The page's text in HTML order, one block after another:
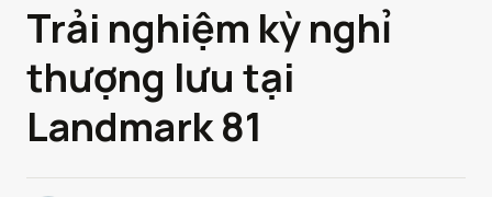
Trải nghiệm kỳ nghỉ
thượng lưu tại
Landmark 81